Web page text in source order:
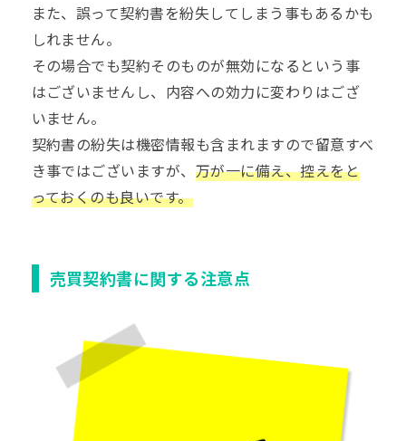
また、誤って契約書を紛失してしまう事もあるかも
しれません。
その場合でも契約そのものが無効になるという事
はございませんし、内容への効力に変わりはござ
いません。
契約書の紛失は機密情報も含まれますので留意すべ
き事ではございますが、 万が一に備え、控えをと
っておくのも良いです。
売買契約書に関する注意点